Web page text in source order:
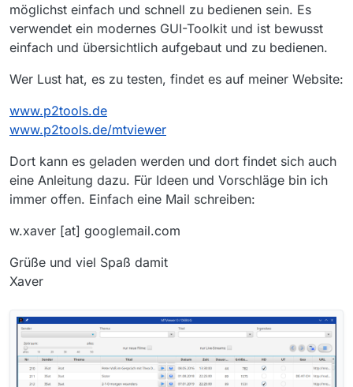
möglichst einfach und schnell zu bedienen sein. Es
verwendet ein modernes GUI-Toolkit und ist bewusst
einfach und übersichtlich aufgebaut und zu bedienen.
Wer Lust hat, es zu testen, findet es auf meiner Website:
www.p2tools.de
www.p2tools.de/mtviewer
Dort kann es geladen werden und dort findet sich auch
eine Anleitung dazu. Für Ideen und Vorschläge bin ich
immer offen. Einfach eine Mail schreiben:
w.xaver [at] googlemail.com
Grüße und viel Spaß damit
Xaver